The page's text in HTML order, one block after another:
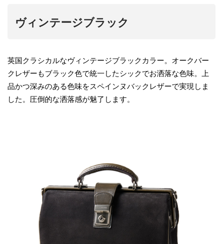
ヴィンテージブラック
英国クラシカルなヴィンテージブラックカラー。オークバー
クレザーもブラック色で統一したシックでお洒落な色味。上
品かつ深みのある色味をスペインヌバックレザーで実現しま
した。圧倒的な洒落感が魅了します。